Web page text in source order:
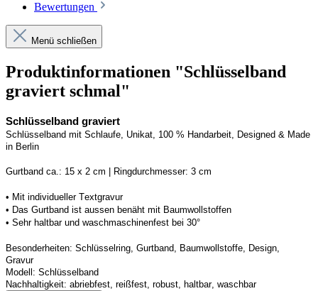
Bewertungen
Menü schließen
Produktinformationen "Schlüsselband
graviert schmal"
Schlüsselband graviert
Schlüsselband mit Schlaufe, Unikat, 100 % Handarbeit, Designed & Made
in Berlin
Gurtband ca.: 15 x 2 cm | Ringdurchmesser: 3 cm
• Mit individueller Textgravur
• Das Gurtband ist aussen benäht mit Baumwollstoffen
• Sehr haltbar und waschmaschinenfest bei 30°
Besonderheiten: Schlüsselring, Gurtband, Baumwollstoffe, Design,
Gravur
Modell: Schlüsselband
Nachhaltigkeit: abriebfest, reißfest, robust, haltbar, waschbar